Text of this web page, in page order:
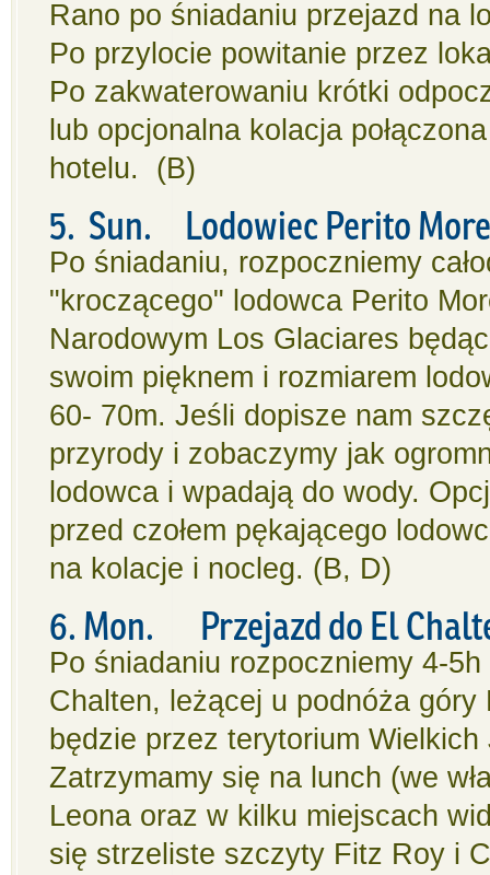
Rano po śniadaniu przejazd na
Po przylocie powitanie przez
Po zakwaterowaniu krótki
lub opcjonalna kolacja
hotelu. (B)
5. Sun. Lodowiec Perito
Po śniadaniu, rozpoczniemy
"kroczącego" lodowca Perito
Narodowym Los Glaciares
swoim pięknem i rozmiarem
60- 70m. Jeśli dopisze nam
przyrody i zobaczymy jak
lodowca i wpadają do wody.
przed czołem pękającego
na kolacje i nocleg. (B, D)
6. Mon. Przejazd do El
Po śniadaniu rozpoczniemy 4-
Chalten, leżącej u podnóża
będzie przez terytorium
Zatrzymamy się na lunch (we
Leona oraz w kilku miejscach
się strzeliste szczyty Fitz Roy i